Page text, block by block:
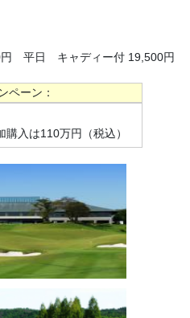
平日 キャディー付 19,500円
ペーン：
購入は110万円（税込）